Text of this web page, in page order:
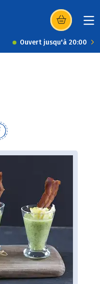
(s’ouvre dans
Ouvert jusqu'à 20:00